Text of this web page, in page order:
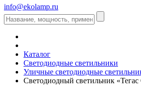
info@ekolamp.ru
Каталог
Светодиодные светильники
Уличные светодиодные
Светодиодный светильник